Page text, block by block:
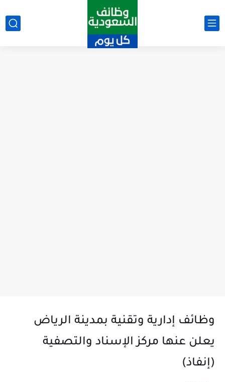
وظائف إدارية وتقنية بمدينة الرياض
يعلن عنها مركز الإسناد والتصفية
(إنفاذ)